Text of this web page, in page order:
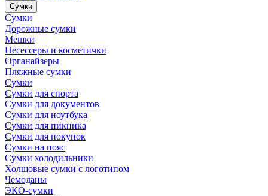
Сумки
Сумки
Дорожные сумки
Мешки
Несессеры и косметички
Органайзеры
Пляжные сумки
Сумки
Сумки для спорта
Сумки для документов
Сумки для ноутбука
Сумки для пикника
Сумки для покупок
Сумки на пояс
Сумки холодильники
Холщовые сумки с логотипом
Чемоданы
ЭКО-сумки